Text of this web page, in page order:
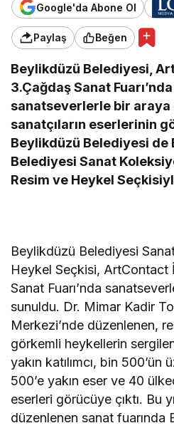
Google'da Abone Ol
Paylaş Beğen
Beylikdüzü Belediyesi,
3.Çağdaş Sanat
sanatseverlerle bir araya
sanatçıların eserlerinin
Beylikdüzü Belediyesi de
Belediyesi Sanat
Resim ve Heykel
Beylikdüzü Belediyesi
Heykel Seçkisi, ArtContact
Sanat Fuarı’nda
sunuldu. Dr. Mimar Kadir
Merkezi’nde düzenlenen,
görkemli heykellerin
yakın katılımcı, bin 500’ün
500’e yakın eser ve 40
eserleri görücüye çıktı. Bu
düzenlenen sanat fuarında